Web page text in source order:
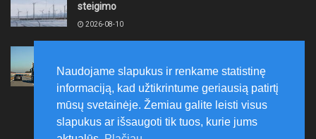
steigimo
2026-08-10
degalinėse sumažėjo
2026-08-10
Naudojame slapukus ir renkame statistinę
informaciją, kad užtikrintume geriausią patirtį
mūsų svetainėje. Žemiau galite leisti visus
slapukus ar išsaugoti tik tuos, kurie jums